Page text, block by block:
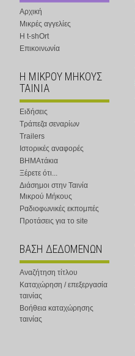
Αρχική
Μικρές αγγελίες
Η t-shOrt
Επικοινωνία
Η ΜΙΚΡΟΥ ΜΗΚΟΥΣ
ΤΑΙΝΙΑ
Ειδήσεις
Τράπεζα σεναρίων
Trailers
Ιστορικές αναφορές
ΒΗΜΑτάκια
Ξέρετε ότι...
Διάσημοι στην Ταινία
Μικρού Μήκους
Ραδιοφωνικές εκπομπές
Προτάσεις για το site
ΒΑΣΗ ΔΕΔΟΜΕΝΩΝ
Αναζήτηση τίτλου
Καταχώρηση / επεξεργασία
ταινίας
Βοήθεια καταχώρησης
ταινίας